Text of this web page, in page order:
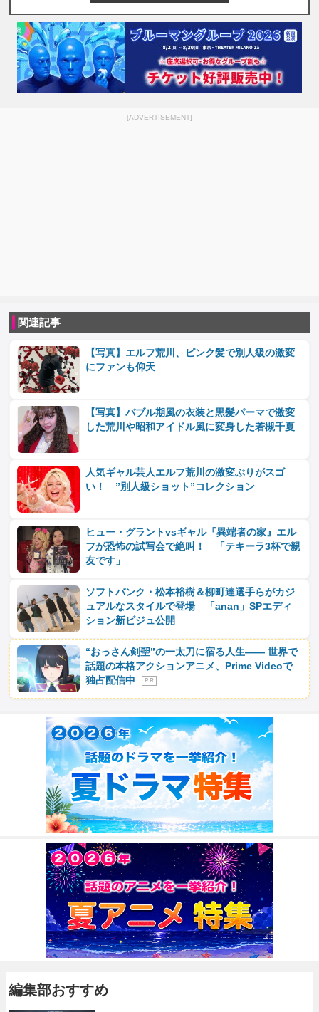
[ADVERTISEMENT]
関連記事
【写真】エルフ荒川、ピンク髪で別人級の激変
にファンも仰天
【写真】バブル期風の衣装と黒髪パーマで激変
した荒川や昭和アイドル風に変身した若槻千夏
人気ギャル芸人エルフ荒川の激変ぶりがスゴ
い！ ”別人級ショット”コレクション
ヒュー・グラントvsギャル『異端者の家』エル
フが恐怖の試写会で絶叫！ 「テキーラ3杯で親
友です」
ソフトバンク・松本裕樹＆柳町達選手らがカジ
ュアルなスタイルで登場 「anan」SPエディ
ション新ビジュ公開
“おっさん剣聖”の一太刀に宿る人生―― 世界で
話題の本格アクションアニメ、Prime Videoで
独占配信中
P R
編集部おすすめ